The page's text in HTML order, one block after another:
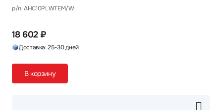
p/n: AHC10PLWTEM/W
18 602 ₽
Доставка: 25-30 дней
В корзину